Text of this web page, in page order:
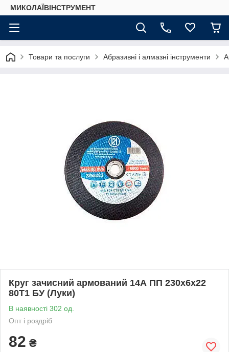
МИКОЛАЇВІНСТРУМЕНТ
Товари та послуги Абразивні і алмазні інструменти
Круг зачисний армований 14А ПП 230х6х22
80Т1 БУ (Луки)
В наявності 302 од.
Опт і роздріб
82 ₴